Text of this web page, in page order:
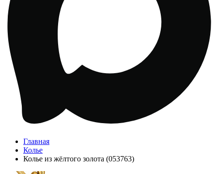
Главная
Колье
Колье из жёлтого золота (053763)